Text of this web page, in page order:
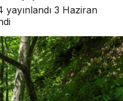
yayınlandı 3 Haziran